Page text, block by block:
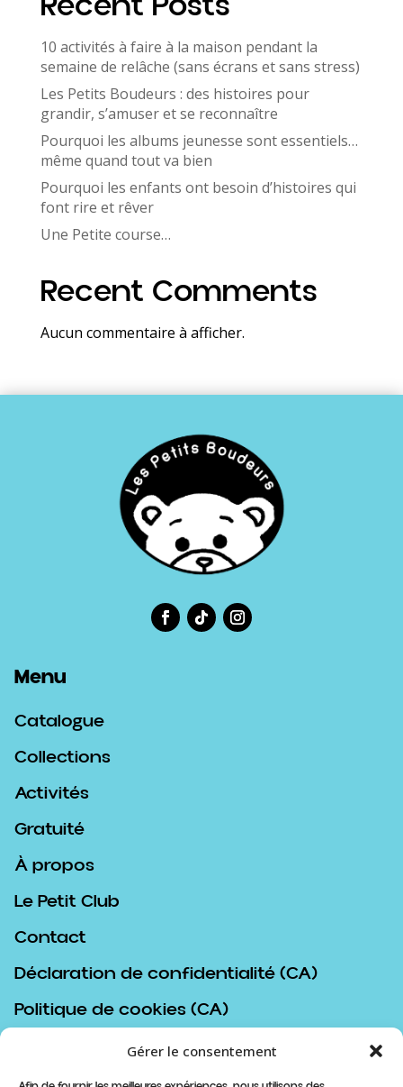
Gérer le consentement
10 activités à faire à la maison pendant la
semaine de relâche (sans écrans et sans stress)
Les Petits Boudeurs : des histoires pour
grandir, s’amuser et se reconnaître
Pourquoi les albums jeunesse sont essentiels…
même quand tout va bien
Pourquoi les enfants ont besoin d’histoires qui
font rire et rêver
Une Petite course…
Recent Comments
Aucun commentaire à afficher.
Menu
Catalogue
Collections
Activités
Gratuité
À propos
Le Petit Club
Contact
Déclaration de confidentialité (CA)
Politique de cookies (CA)
Politique d’achat